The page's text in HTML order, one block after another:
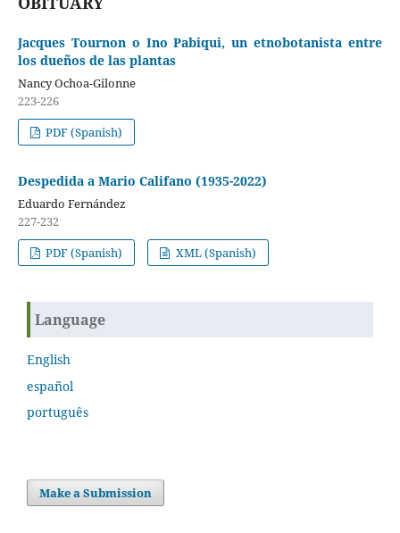
Jacques Tournon o Ino Pabiqui, un etnobotanista entre
los dueños de las plantas
Nancy Ochoa-Gilonne
223-226
PDF (Spanish)
Despedida a Mario Califano (1935-2022)
Eduardo Fernández
227-232
PDF (Spanish)
XML (Spanish)
Language
English
español
português
Make a Submission